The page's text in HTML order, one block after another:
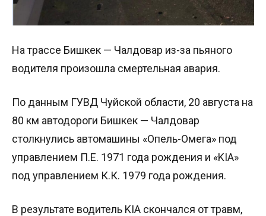
На трассе Бишкек — Чалдовар из-за пьяного
водителя произошла смертельная авария.
По данным ГУВД Чуйской области, 20 августа на
80 км автодороги Бишкек — Чалдовар
столкнулись автомашины «Опель-Омега» под
управлением П.Е. 1971 года рождения и «KIA»
под управлением К.К. 1979 года рождения.
В результате водитель KIA скончался от травм,